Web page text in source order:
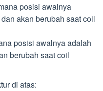
posisi awalnya
akan berubah saat coil
posisi awalnya adalah
berubah saat coil
di atas: